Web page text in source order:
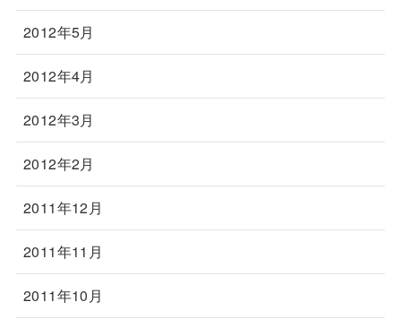
2012年5月
2012年4月
2012年3月
2012年2月
2011年12月
2011年11月
2011年10月